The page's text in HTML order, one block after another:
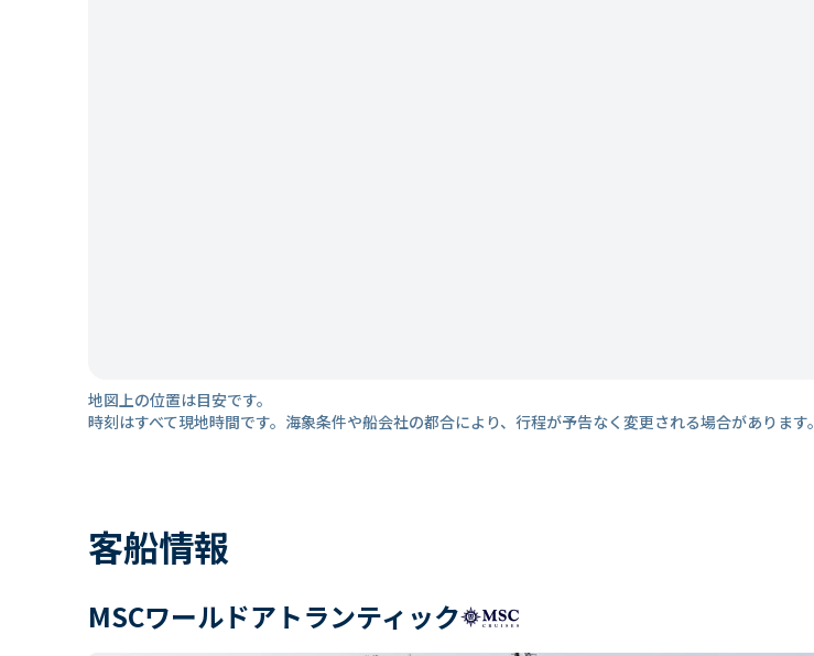
地図上の位置は目安です。
時刻はすべて現地時間です。海象条件や船会社の都合により、行程が予告なく変更される場合があります。
客船情報
MSCワールドアトランティック